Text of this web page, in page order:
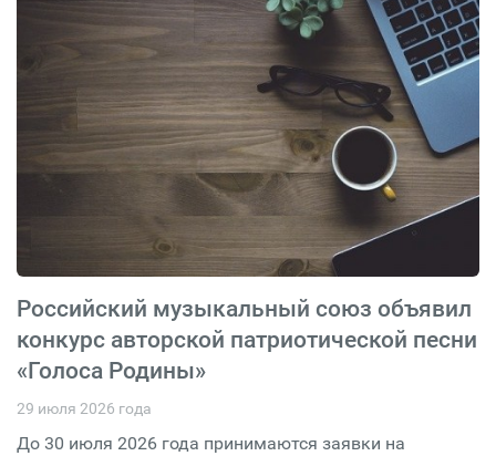
Российский музыкальный союз объявил
конкурс авторской патриотической песни
«Голоса Родины»
29 июля 2026 года
До 30 июля 2026 года принимаются заявки на